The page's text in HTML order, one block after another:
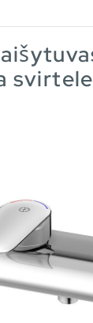
svirtele